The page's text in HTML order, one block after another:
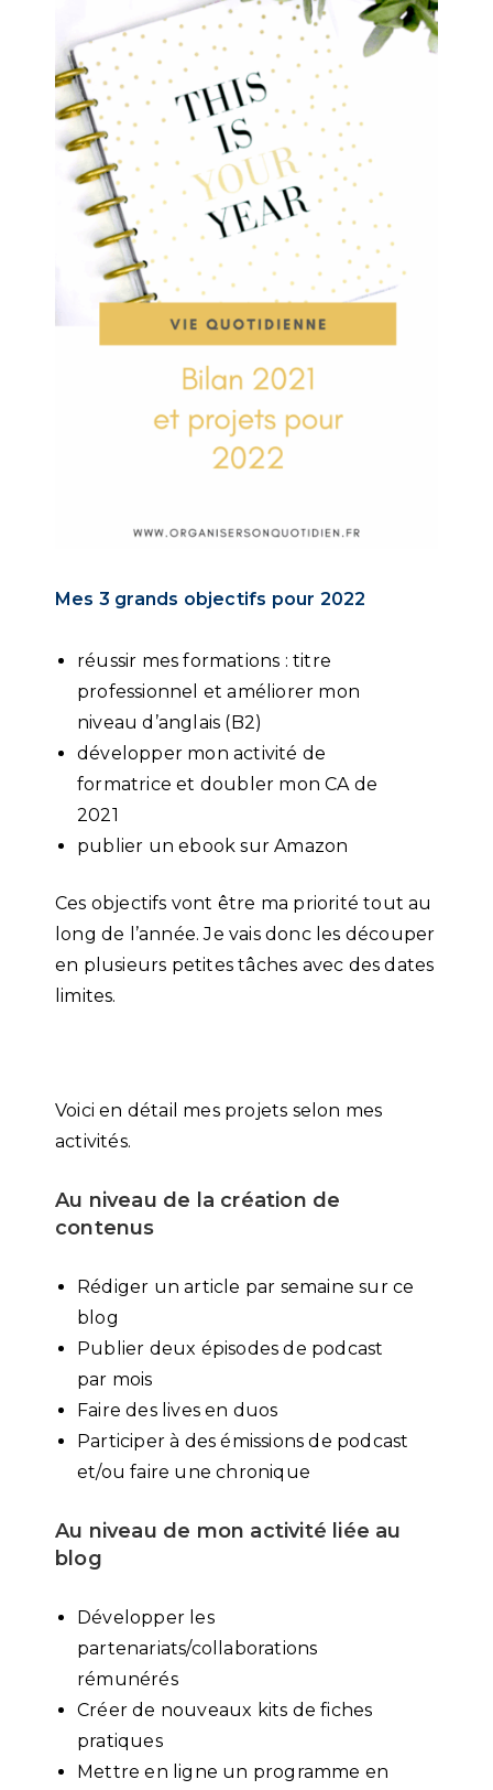
Mes 3 grands objectifs pour 2022
réussir mes formations : titre
professionnel et améliorer mon
niveau d’anglais (B2)
développer mon activité de
formatrice et doubler mon CA de
2021
publier un ebook sur Amazon
Ces objectifs vont être ma priorité tout au
long de l’année. Je vais donc les découper
en plusieurs petites tâches avec des dates
limites.
Voici en détail mes projets selon mes
activités.
Au niveau de la création de
contenus
Rédiger un article par semaine sur ce
blog
Publier deux épisodes de podcast
par mois
Faire des lives en duos
Participer à des émissions de podcast
et/ou faire une chronique
Au niveau de mon activité liée au
blog
Développer les
partenariats/collaborations
rémunérés
Créer de nouveaux kits de fiches
pratiques
Mettre en ligne un programme en